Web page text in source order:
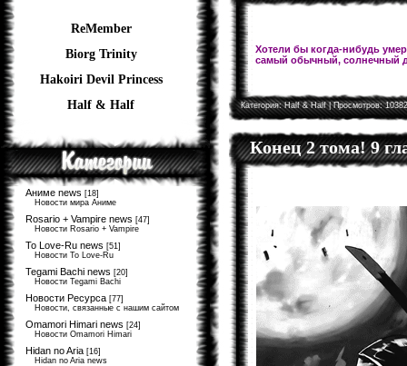
ReMember
Biorg Trinity
Hakoiri Devil Princess
Half & Half
Аниме news [18]
Новости мира Аниме
Rosario + Vampire news [47]
Новости Rosario + Vampire
To Love-Ru news [51]
Новости To Love-Ru
Tegami Bachi news [20]
Новости Tegami Bachi
Новости Ресурса [77]
Новости, связанные с нашим сайтом
Omamori Himari news [24]
Новости Omamori Himari
Hidan no Aria [16]
Hidan no Aria news
Хотели бы когда-нибудь
самый обычный, солнечный
Категория:Half & Half| Просмотров:
Конец 2 тома! 9